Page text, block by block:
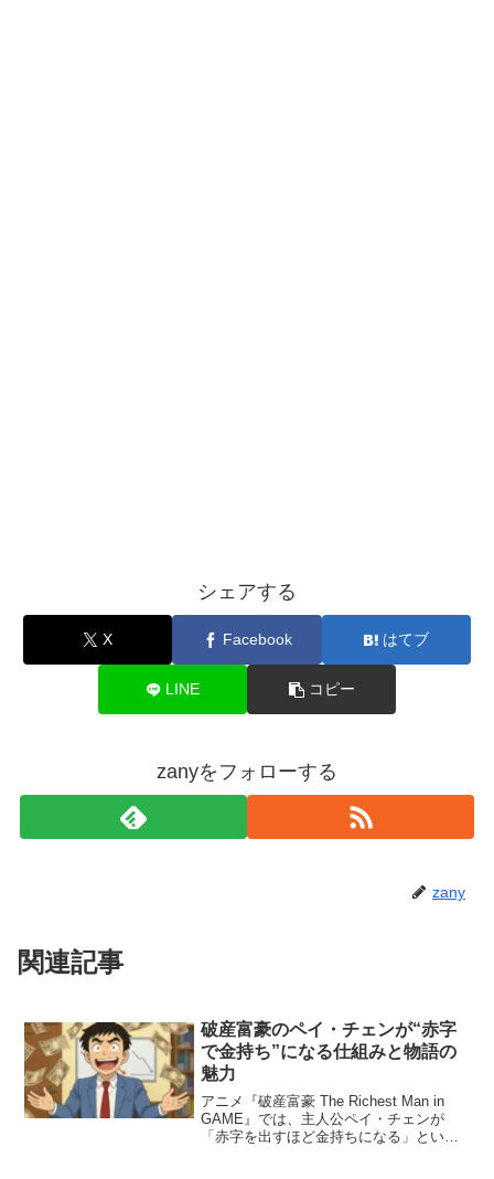
シェアする
X Facebook はてブ
LINE コピー
zanyをフォローする
zany
関連記事
破産富豪のペイ・チェンが“赤字
で金持ち”になる仕組みと物語の
魅力
アニメ『破産富豪 The Richest Man in
GAME』では、主人公ペイ・チェンが
「赤字を出すほど金持ちになる」という